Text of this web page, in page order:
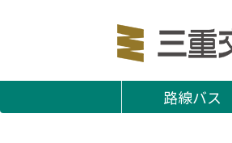
路線バス